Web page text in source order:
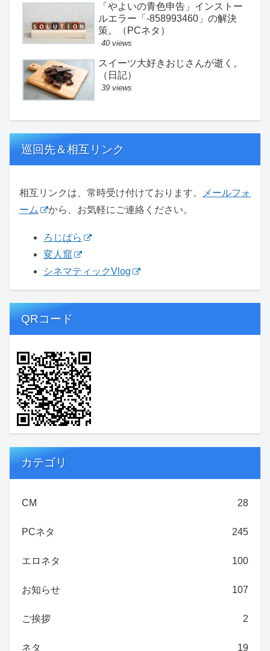
「やよいの青色申告」インストー
ルエラー「-858993460」の解決
策。（PCネタ）
40 views
スイーツ大好きおじさんが逝く。
（日記）
39 views
巡回先＆相互リンク
相互リンクは、常時受け付けております。
メールフォ
ーム
から、お気軽にご連絡ください。
ろじぱら
変人窟
シネマティックVlog
QRコード
カテゴリ
CM 28
PCネタ 245
エロネタ 100
お知らせ 107
ご挨拶 2
ネタ 19